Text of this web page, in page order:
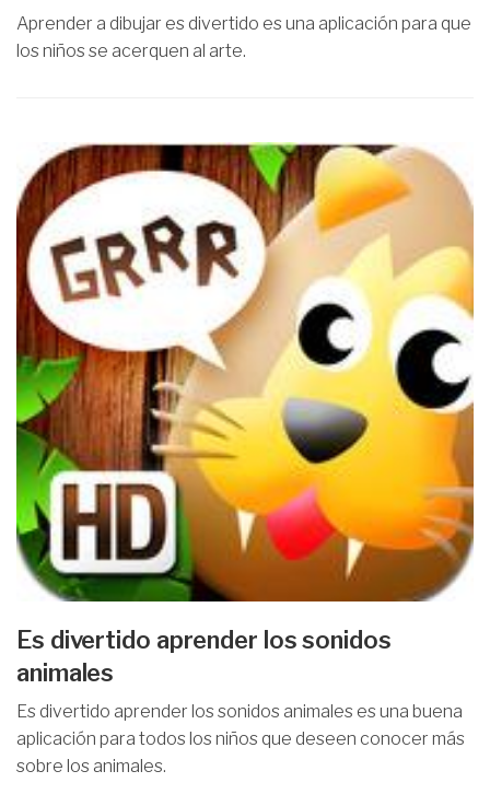
Aprender a dibujar es divertido es una aplicación para que
los niños se acerquen al arte.
Es divertido aprender los sonidos
animales
Es divertido aprender los sonidos animales es una buena
aplicación para todos los niños que deseen conocer más
sobre los animales.